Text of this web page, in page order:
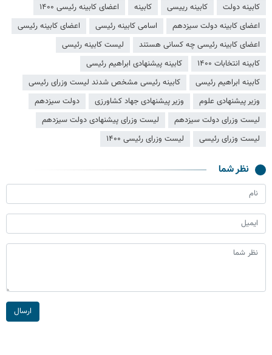
کابینه دولت
کابینه رییسی کابینه
اعضای کابینه رئیسی ۱۴۰۰
اعضای کابینه دولت سیزدهم
اسامی کابینه رئیسی
اعضای کابینه رئیسی
اعضای کابینه رئیسی چه کسانی هستند
لیست کابینه رئیسی
کابینه انتخابات ۱۴۰۰
کابینه پیشنهادی ابراهیم رئیسی
کابینه ابراهیم رئیسی
کابینه رئیسی مشخص شدند لیست وزرای رئیسی
وزیر پیشنهادی علوم
وزیر پیشنهادی جهاد کشاورزی
دولت سیزدهم
لیست وزرای دولت سیزدهم
لیست وزرای پیشنهادی دولت سیزدهم
لیست وزرای رئیسی
لیست وزرای رئیسی ۱۴۰۰
نظر شما
ارسال